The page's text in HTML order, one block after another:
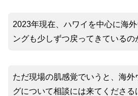
2023年現在、ハワイを中心に海外
ングも少しずつ戻ってきているの
ただ現場の肌感覚でいうと、海外
グについて相談には来てくださる